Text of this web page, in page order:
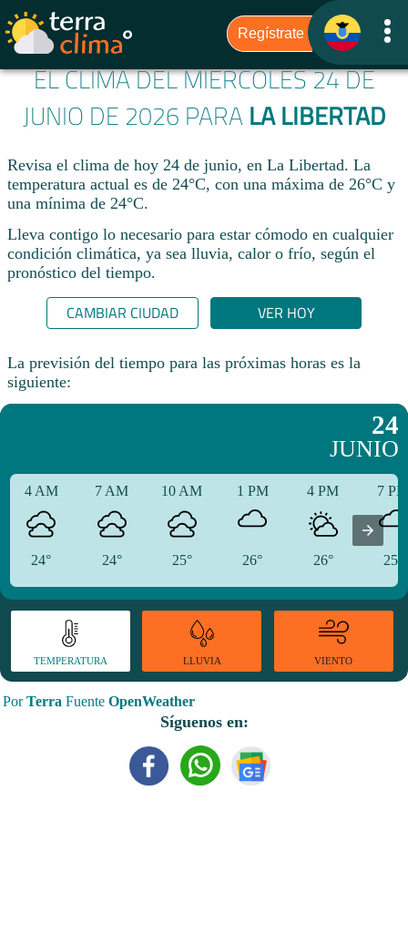
EL CLIMA DEL MIÉRCOLES 24 DE
JUNIO DE 2026 PARA LA LIBERTAD
Revisa el clima de hoy 24 de junio, en La Libertad. La
temperatura actual es de 24°C, con una máxima de 26°C y
una mínima de 24°C.​
Lleva contigo lo necesario para estar cómodo en cualquier
condición climática, ya sea lluvia, calor o frío, según el
pronóstico del tiempo.
CAMBIAR CIUDAD VER HOY
La previsión del tiempo para las próximas horas es la
siguiente:
24
JUNIO
4 AM
24°
7 AM
24°
10 AM
25°
1 PM
26°
4 PM
26°
7
25°
TEMPERATURA LLUVIA VIENTO
PorTerra Fuente OpenWeather
Síguenos en: